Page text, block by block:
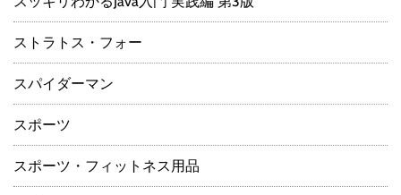
ストラトス・フォー
スパイダーマン
スポーツ
スポーツ・フィットネス用品